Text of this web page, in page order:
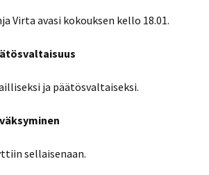
Virta avasi kokouksen kello 18.01.
ja päätösvaltaiseksi.
sellaisenaan.